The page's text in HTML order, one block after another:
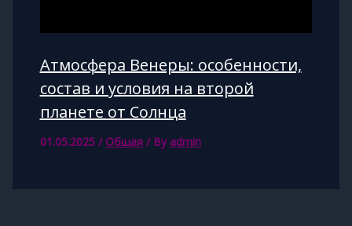
Атмосфера Венеры: особенности,
состав и условия на второй
планете от Солнца
01.05.2025 / Общая/ By admin